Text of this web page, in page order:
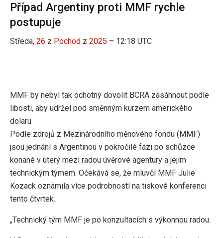
Případ Argentiny proti MMF rychle
postupuje
Středa, 26 z Pochod z 2025 – 12:18 UTC
MMF by nebyl tak ochotný dovolit BCRA zasáhnout podle
libosti, aby udržel pod směnným kurzem amerického
dolaru
Podle zdrojů z Mezinárodního měnového fondu (MMF)
jsou jednání s Argentinou v pokročilé fázi po schůzce
konané v úterý mezi radou úvěrové agentury a jejím
technickým týmem. Očekává se, že mluvčí MMF Julie
Kozack oznámila více podrobností na tiskové konferenci
tento čtvrtek.
„Technický tým MMF je po konzultacích s výkonnou radou.